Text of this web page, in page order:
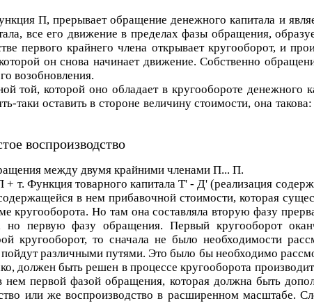
П, прерывает обращение денежного капитала и
все его движение в пределах фазы обращения,
первого крайнего члена открывает кругооборот, и
он снова начинает движение. Собственно
возобновления.
той, которой оно обладает в кругообороте денежного
таки оставить в стороне величину стоимости, она
воспроизводство
между двумя крайними членами П... П.
+ т. Функция товарного капиталаТ' - Д' (реализация
в нем прибавочной стоимости, которая
кругооборота. Но там она составляла вторую фазу
но первую фазу обращения. Первый кругооборот
кругооборот, то сначала не было необходимости
различными путями. Это было бы необходимо
должен быть решен в процессе кругооборота
нем первой фазой обращения, которая должна быть
или же воспроизводство в расширенном масштабе.